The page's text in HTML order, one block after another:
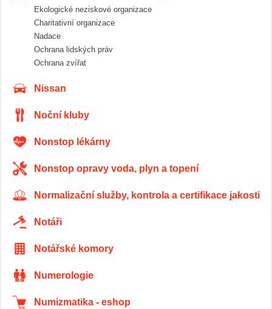
Ekologické neziskové organizace
Charitativní organizace
Nadace
Ochrana lidských práv
Ochrana zvířat
Nissan
Noční kluby
Nonstop lékárny
Nonstop opravy voda, plyn a topení
Normalizační služby, kontrola a certifikace jakosti
Notáři
Notářské komory
Numerologie
Numizmatika - eshop